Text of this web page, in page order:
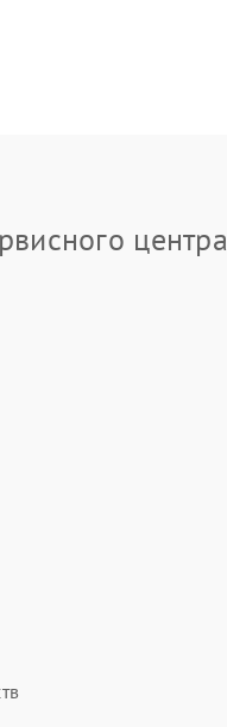
центра